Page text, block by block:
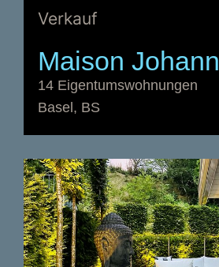
Verkauf
Maison Johann
14 Eigentumswohnungen
Basel, BS